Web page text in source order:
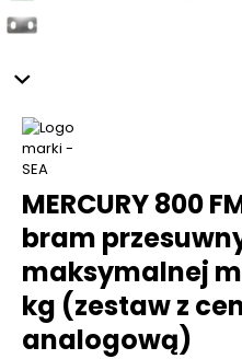
MERCURY 800
bram
maksymalnej
kg (zestaw z
analogową)